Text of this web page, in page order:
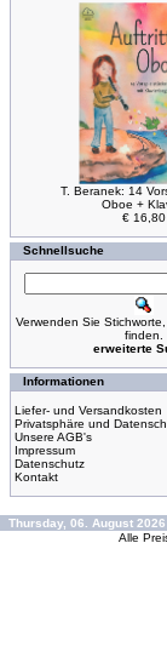
T. Beranek: 14
Oboe +
€ 16,80
Schnellsuche
Verwenden Sie
finden.
erweiterte
Informationen
Liefer- und Versandkosten
Privatsphäre und
Unsere AGB's
Impressum
Datenschutz
Kontakt
Thursday, 06. August 2026
Alle